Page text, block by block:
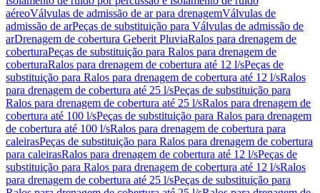
aéreoVálvulas de admissão de ar para drenagemVálvulas de
admissão de arPeças de substituição para Válvulas de admissão de
arDrenagem de cobertura Geberit PluviaRalos para drenagem de
coberturaPeças de substituição para Ralos para drenagem de
coberturaRalos para drenagem de cobertura até 12 l/sPeças de
substituição para Ralos para drenagem de cobertura até 12 l/sRalos
para drenagem de cobertura até 25 l/sPeças de substituição para
Ralos para drenagem de cobertura até 25 l/sRalos para drenagem de
cobertura até 100 l/sPeças de substituição para Ralos para drenagem
de cobertura até 100 l/sRalos para drenagem de cobertura para
caleirasPeças de substituição para Ralos para drenagem de cobertura
para caleirasRalos para drenagem de cobertura até 12 l/sPeças de
substituição para Ralos para drenagem de cobertura até 12 l/sRalos
para drenagem de cobertura até 25 l/sPeças de substituição para